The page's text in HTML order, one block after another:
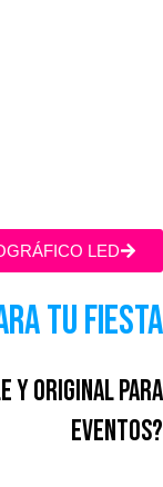
LED
Tu Fiesta
y original para
eventos?